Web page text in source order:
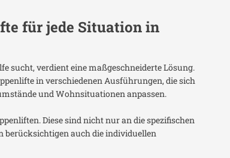
für jede Situation in
sucht, verdient eine maßgeschneiderte Lösung.
in verschiedenen Ausführungen, die sich
und Wohnsituationen anpassen.
Diese sind nicht nur an die spezifischen
berücksichtigen auch die individuellen